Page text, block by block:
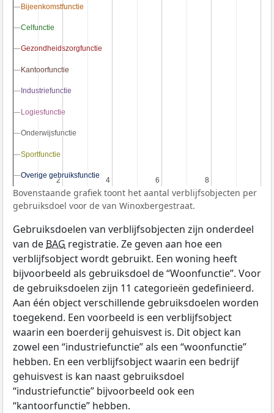
2
2 4
4 6
6 8
8
Bijeenkomstfunctie
Bijeenkomstfunctie
Celfunctie
Celfunctie
Gezondheidszorgfunctie
Gezondheidszorgfunctie
Kantoorfunctie
Kantoorfunctie
Industriefunctie
Industriefunctie
Logiesfunctie
Logiesfunctie
Onderwijsfunctie
Onderwijsfunctie
Sportfunctie
Sportfunctie
Overige gebruiksfunctie
Overige gebruiksfunctie
Bovenstaande grafiek toont het aantal verblijfsobjecten per
gebruiksdoel voor de van Winoxbergestraat.
Gebruiksdoelen van verblijfsobjecten zijn onderdeel
van de BAG registratie. Ze geven aan hoe een
verblijfsobject wordt gebruikt. Een woning heeft
bijvoorbeeld als gebruiksdoel de “Woonfunctie”. Voor
de gebruiksdoelen zijn 11 categorieën gedefinieerd.
Aan één object verschillende gebruiksdoelen worden
toegekend. Een voorbeeld is een verblijfsobject
waarin een boerderij gehuisvest is. Dit object kan
zowel een “industriefunctie” als een “woonfunctie”
hebben. En een verblijfsobject waarin een bedrijf
gehuisvest is kan naast gebruiksdoel
“industriefunctie” bijvoorbeeld ook een
“kantoorfunctie” hebben.